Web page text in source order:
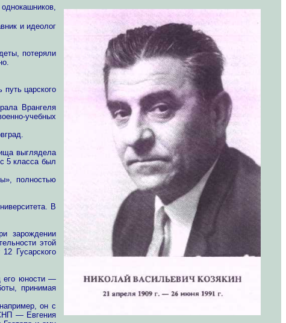
и идеолог
потеряли
царского
Врангеля
учебных
выглядела
5 класса был
полностью
В
зарождении
этой
Гусарского
его юности —
принимая
он с
— Евгения